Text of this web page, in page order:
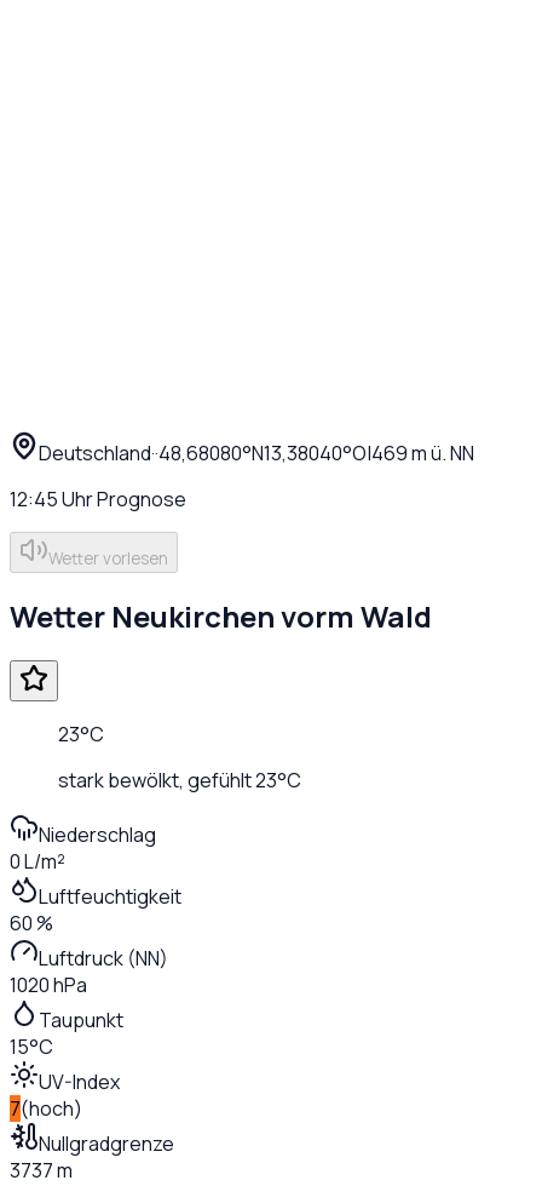
Deutschland··48,68080°N13,38040°O|469m ü. NN
12:45UhrPrognose
Wetter vorlesen
Wetter Neukirchen vorm Wald
23°C
stark bewölkt, gefühlt23°C
Niederschlag
0 L/m²
Luftfeuchtigkeit
60 %
Luftdruck (NN)
1020 hPa
Taupunkt
15°C
UV-Index
7(hoch)
Nullgradgrenze
3737 m